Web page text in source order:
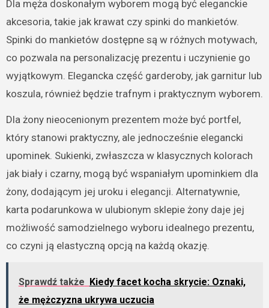
Dla męża doskonałym wyborem mogą być eleganckie
akcesoria, takie jak krawat czy spinki do mankietów.
Spinki do mankietów dostępne są w różnych motywach,
co pozwala na personalizację prezentu i uczynienie go
wyjątkowym. Elegancka część garderoby, jak garnitur lub
koszula, również będzie trafnym i praktycznym wyborem.
Dla żony nieocenionym prezentem może być portfel,
który stanowi praktyczny, ale jednocześnie elegancki
upominek. Sukienki, zwłaszcza w klasycznych kolorach
jak biały i czarny, mogą być wspaniałym upominkiem dla
żony, dodającym jej uroku i elegancji. Alternatywnie,
karta podarunkowa w ulubionym sklepie żony daje jej
możliwość samodzielnego wyboru idealnego prezentu,
co czyni ją elastyczną opcją na każdą okazję.
Sprawdź także
Kiedy facet kocha skrycie: Oznaki,
że mężczyzna ukrywa uczucia